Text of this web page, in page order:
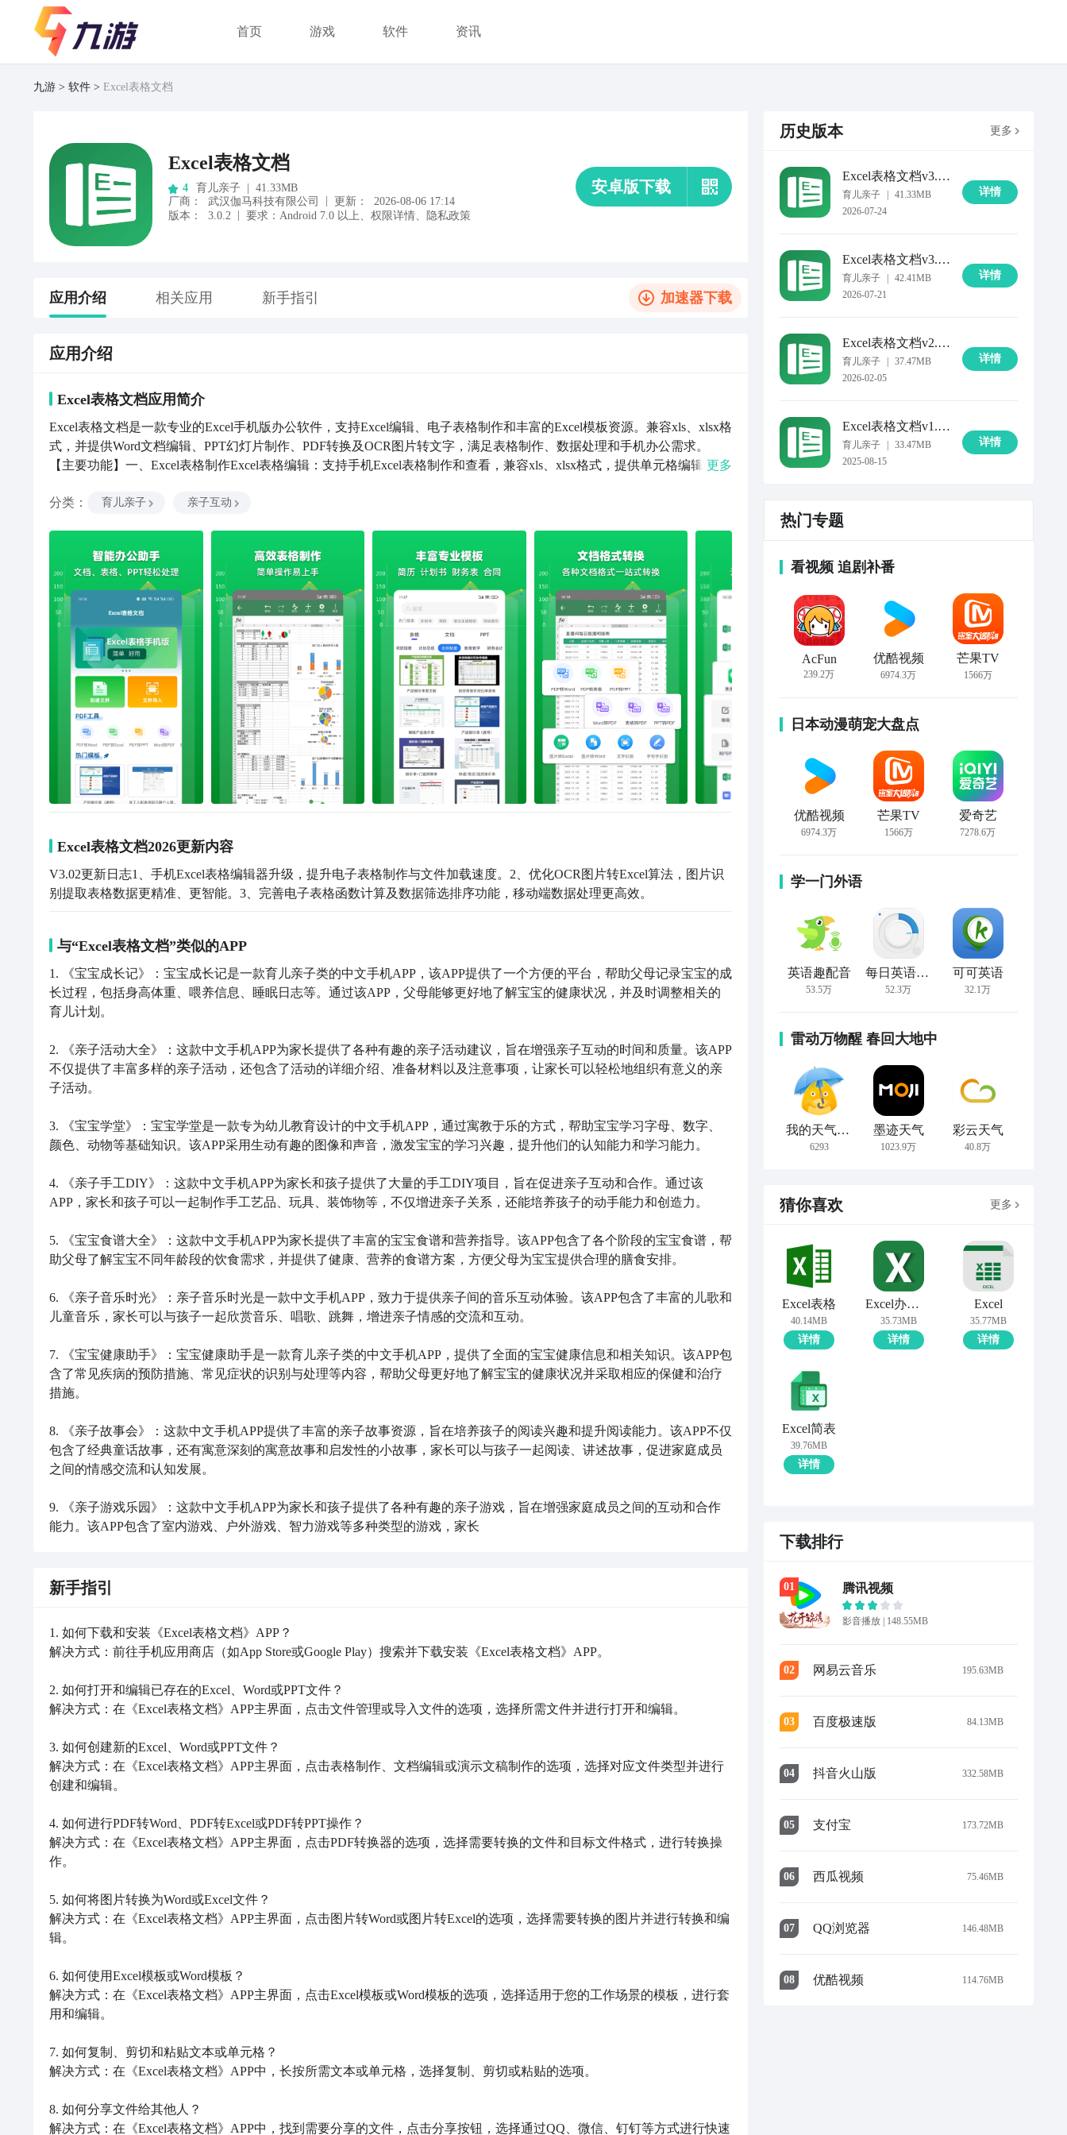
首页 游戏 软件 资讯
九游 软件 Excel表格文档
Excel表格文档
4 育儿亲子
41.33MB
厂商 ： 武汉伽马科技有限公司 更新：
2026-08-06 17:14
版本：
3.0.2 要求： Android 7.0 以上、 权限详情、 隐私政策
安卓版下载
应用介绍 相关应用 新手指引 加速器下载
应用介绍
Excel表格文档应用简介
Excel表格文档是一款专业的Excel手机版办公软件，支持Excel编辑、电子表格制作和丰富的Excel模板资源。兼容xls、xlsx格
式，并提供Word文档编辑、PPT幻灯片制作、PDF转换及OCR图片转文字，满足表格制作、数据处理和手机办公需求。
【主要功能】一、Excel表格制作Excel表格编辑：支持手机Excel表格制作和查看，兼容xls、xlsx格式，提供单元格编辑、公
考勤表、记账表、价格表、销售统计表、课程表等工作表格模板，快速创建各类电子表格。二、Word文档编辑Word文档编
图片插入、页面调整和幻灯片播放功能。PPT模板：内置商务汇报、年终总结、项目计划、教学课件等PPT模板下载。四、
图片转文字图片转Excel：支持拍照表格识别，智能提取图片表格内容，快速生成Excel表格。图片转Word：支持OCR图片
文字识别，将图片内容转换为Word文档。五、PDF转换与处理PDF转换器：支持PDF转Word、PDF转Excel、PDF转PPT，实
现Word、Excel、PPT转换为PDF文件。PDF扫描：支持图片转PDF，通过拍照或导入图片生成高清PDF扫描件。六、文件分
享支持Excel、Word、PPT等Office文档，可通过微信、QQ、钉钉快速编辑、分享和打印。
更多
分类 ： 育儿亲子 亲子互动
Excel表格文档2026更新内容
V3.02更新日志1、手机Excel表格编辑器升级，提升电子表格制作与文件加载速度。2、优化OCR图片转Excel算法，图片识
别提取表格数据更精准、更智能。3、完善电子表格函数计算及数据筛选排序功能，移动端数据处理更高效。
与“Excel表格文档”类似的APP
1. 《宝宝成长记》：宝宝成长记是一款育儿亲子类的中文手机APP，该APP提供了一个方便的平台，帮助父母记录宝宝的成
长过程，包括身高体重、喂养信息、睡眠日志等。通过该APP，父母能够更好地了解宝宝的健康状况，并及时调整相关的
育儿计划。
2. 《亲子活动大全》：这款中文手机APP为家长提供了各种有趣的亲子活动建议，旨在增强亲子互动的时间和质量。该APP
不仅提供了丰富多样的亲子活动，还包含了活动的详细介绍、准备材料以及注意事项，让家长可以轻松地组织有意义的亲
子活动。
3. 《宝宝学堂》：宝宝学堂是一款专为幼儿教育设计的中文手机APP，通过寓教于乐的方式，帮助宝宝学习字母、数字、
颜色、动物等基础知识。该APP采用生动有趣的图像和声音，激发宝宝的学习兴趣，提升他们的认知能力和学习能力。
4. 《亲子手工DIY》：这款中文手机APP为家长和孩子提供了大量的手工DIY项目，旨在促进亲子互动和合作。通过该
APP，家长和孩子可以一起制作手工艺品、玩具、装饰物等，不仅增进亲子关系，还能培养孩子的动手能力和创造力。
5. 《宝宝食谱大全》：这款中文手机APP为家长提供了丰富的宝宝食谱和营养指导。该APP包含了各个阶段的宝宝食谱，帮
助父母了解宝宝不同年龄段的饮食需求，并提供了健康、营养的食谱方案，方便父母为宝宝提供合理的膳食安排。
6. 《亲子音乐时光》：亲子音乐时光是一款中文手机APP，致力于提供亲子间的音乐互动体验。该APP包含了丰富的儿歌和
儿童音乐，家长可以与孩子一起欣赏音乐、唱歌、跳舞，增进亲子情感的交流和互动。
7. 《宝宝健康助手》：宝宝健康助手是一款育儿亲子类的中文手机APP，提供了全面的宝宝健康信息和相关知识。该APP包
含了常见疾病的预防措施、常见症状的识别与处理等内容，帮助父母更好地了解宝宝的健康状况并采取相应的保健和治疗
措施。
8. 《亲子故事会》：这款中文手机APP提供了丰富的亲子故事资源，旨在培养孩子的阅读兴趣和提升阅读能力。该APP不仅
包含了经典童话故事，还有寓意深刻的寓意故事和启发性的小故事，家长可以与孩子一起阅读、讲述故事，促进家庭成员
之间的情感交流和认知发展。
9. 《亲子游戏乐园》：这款中文手机APP为家长和孩子提供了各种有趣的亲子游戏，旨在增强家庭成员之间的互动和合作
能力。该APP包含了室内游戏、户外游戏、智力游戏等多种类型的游戏，家长
新手指引
1. 如何下载和安装《Excel表格文档》APP？
解决方式：前往手机应用商店（如App Store或Google Play）搜索并下载安装《Excel表格文档》APP。
2. 如何打开和编辑已存在的Excel、Word或PPT文件？
解决方式：在《Excel表格文档》APP主界面，点击文件管理或导入文件的选项，选择所需文件并进行打开和编辑。
3. 如何创建新的Excel、Word或PPT文件？
解决方式：在《Excel表格文档》APP主界面，点击表格制作、文档编辑或演示文稿制作的选项，选择对应文件类型并进行
创建和编辑。
4. 如何进行PDF转Word、PDF转Excel或PDF转PPT操作？
解决方式：在《Excel表格文档》APP主界面，点击PDF转换器的选项，选择需要转换的文件和目标文件格式，进行转换操
作。
5. 如何将图片转换为Word或Excel文件？
解决方式：在《Excel表格文档》APP主界面，点击图片转Word或图片转Excel的选项，选择需要转换的图片并进行转换和编
辑。
6. 如何使用Excel模板或Word模板？
解决方式：在《Excel表格文档》APP主界面，点击Excel模板或Word模板的选项，选择适用于您的工作场景的模板，进行套
用和编辑。
7. 如何复制、剪切和粘贴文本或单元格？
解决方式：在《Excel表格文档》APP中，长按所需文本或单元格，选择复制、剪切或粘贴的选项。
8. 如何分享文件给其他人？
解决方式：在《Excel表格文档》APP中，找到需要分享的文件，点击分享按钮，选择通过QQ、微信、钉钉等方式进行快速
历史版本 更多
Excel表格文档v3.0.1
育儿亲子
41.33MB
2026-07-24
详情
Excel表格文档v3.0.0
育儿亲子
42.41MB
2026-07-21
详情
Excel表格文档v2.1.2
育儿亲子
37.47MB
2026-02-05
详情
Excel表格文档v1.8.4
育儿亲子
33.47MB
2025-08-15
详情
热门专题
看视频 追剧补番
AcFun
239.2万
优酷视频
6974.3万
芒果TV
1566万
日本动漫萌宠大盘点
优酷视频
6974.3万
芒果TV
1566万
爱奇艺
7278.6万
学一门外语
英语趣配音
53.5万
每日英语听力
52.3万
可可英语
32.1万
雷动万物醒 春回大地中
我的天气 MyWeather
6293
墨迹天气
1023.9万
彩云天气
40.8万
猜你喜欢 更多
Excel表格
40.14MB
详情
Excel办公表格
35.73MB
详情
Excel
35.77MB
详情
Excel简表
39.76MB
详情
下载排行
01 腾讯视频
影音播放 | 148.55MB
02 网易云音乐 195.63MB
03 百度极速版 84.13MB
04 抖音火山版 332.58MB
05 支付宝 173.72MB
06 西瓜视频 75.46MB
07 QQ浏览器 146.48MB
08 优酷视频 114.76MB